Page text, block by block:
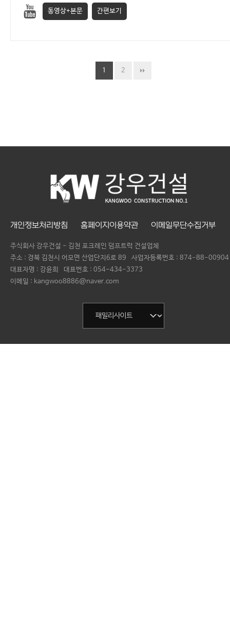
동영상+본문 간편보기
1 2
개인정보처리방침 홈페이지이용약관 이메일무단수집거부
주식회사 강우건설 - 김천 포크레인 덤프트럭 건설업체
주소 : 경북 김천시 어모면 산업단지6로 89
사업자등록번호 : 874-88-00904
대표자명 : 강윤희 대표번호 : 054-434-3373
이메일 : kangwoo8886@naver.com